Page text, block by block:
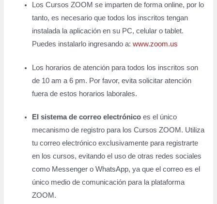
Los Cursos ZOOM se imparten de forma online, por lo
tanto, es necesario que todos los inscritos tengan
instalada la aplicación en su PC, celular o tablet.
Puedes instalarlo ingresando a:www.zoom.us
Los horarios de atención para todos los inscritos son
de 10 am a 6 pm. Por favor, evita solicitar atención
fuera de estos horarios laborales.
El sistema de correo electrónico es el único
mecanismo de registro para los Cursos ZOOM. Utiliza
tu correo electrónico exclusivamente para registrarte
en los cursos, evitando el uso de otras redes sociales
como Messenger o WhatsApp, ya que el correo es el
único medio de comunicación para la plataforma
ZOOM.